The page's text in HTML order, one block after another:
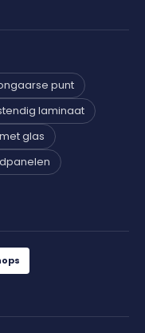
punt
laminaat
glas